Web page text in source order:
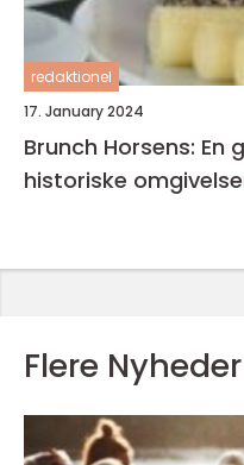
redaktionel
17. January 2024
Brunch Horsens:
historiske
Flere Nyheder